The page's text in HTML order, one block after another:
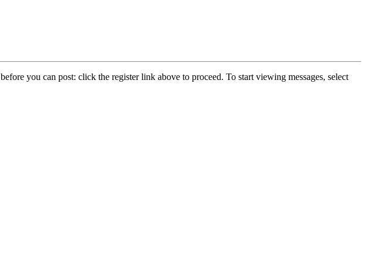
before you can post: click the register link above to proceed. To start viewing messages, select